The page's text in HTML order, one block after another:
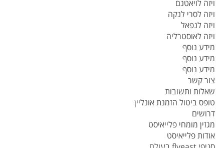
ויזה לויאטנם
ויזה לסרי לנקה
ויזה לנפאל
ויזה לאוסטרליה
מידע נוסף
מידע נוסף
מידע נוסף
צור קשר
שאלות ותשובות
טופס ביטול הזמנת אונליין
דרושים
מגזין מומחי פלייאיסט
אודות פלייאיסט